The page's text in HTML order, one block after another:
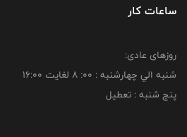
ساعات کار
روزهای عادی:
شنبه الي چهارشنبه : 00: 8 لغايت 16:00
پنج شنبه : تعطیل